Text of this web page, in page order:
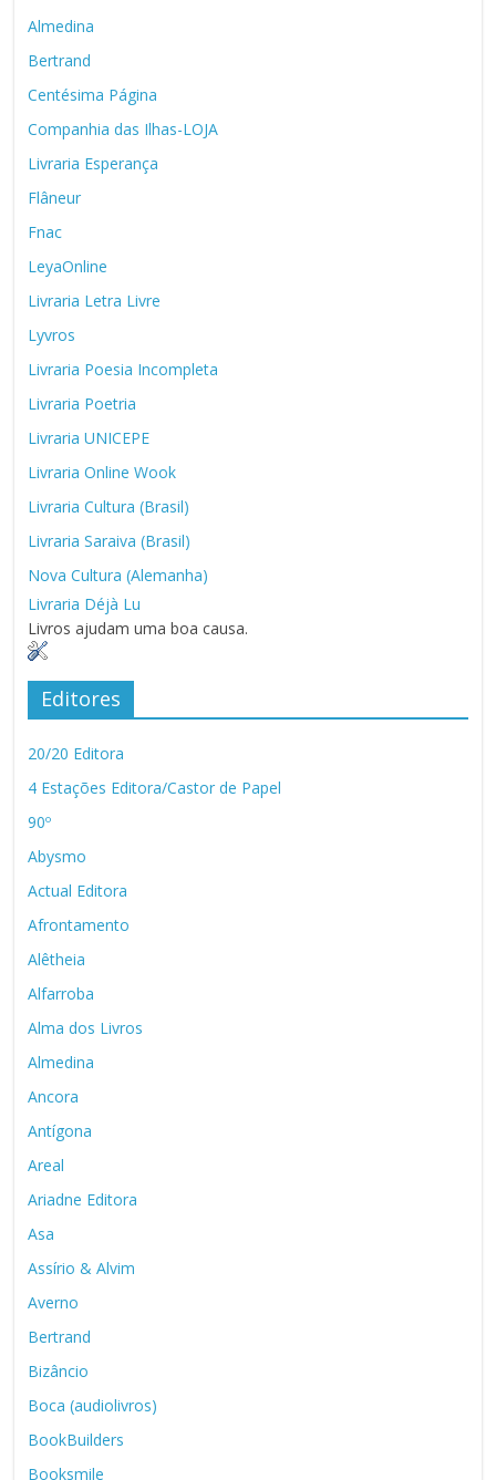
Almedina
Bertrand
Centésima Página
Companhia das Ilhas-LOJA
Livraria Esperança
Flâneur
Fnac
LeyaOnline
Livraria Letra Livre
Lyvros
Livraria Poesia Incompleta
Livraria Poetria
Livraria UNICEPE
Livraria Online Wook
Livraria Cultura (Brasil)
Livraria Saraiva (Brasil)
Nova Cultura (Alemanha)
Livraria Déjà Lu
Livros ajudam uma boa causa.
Editores
20/20 Editora
4 Estações Editora/Castor de Papel
90º
Abysmo
Actual Editora
Afrontamento
Alêtheia
Alfarroba
Alma dos Livros
Almedina
Ancora
Antígona
Areal
Ariadne Editora
Asa
Assírio & Alvim
Averno
Bertrand
Bizâncio
Boca (audiolivros)
BookBuilders
Booksmile